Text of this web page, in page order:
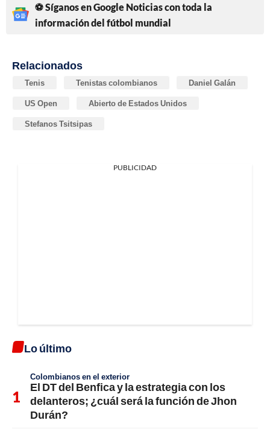
⚽ Síganos en Google Noticias con toda la
información del fútbol mundial
Relacionados
Tenis Tenistas colombianos Daniel Galán
US Open Abierto de Estados Unidos
Stefanos Tsitsipas
PUBLICIDAD
Lo último
Colombianos en el exterior
El DT del Benfica y la estrategia con los
delanteros; ¿cuál será la función de Jhon
Durán?